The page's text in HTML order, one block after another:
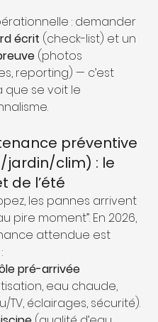
: demander
écrit (check-list) et un
(photos
reporting) — c’est
que se voit le
préventive
jardin/clim) : le
de l’été
les pannes arrivent
pire moment”. En 2026,
attendue est
pré-arrivée
eau chaude,
TV, éclairages, sécurité).